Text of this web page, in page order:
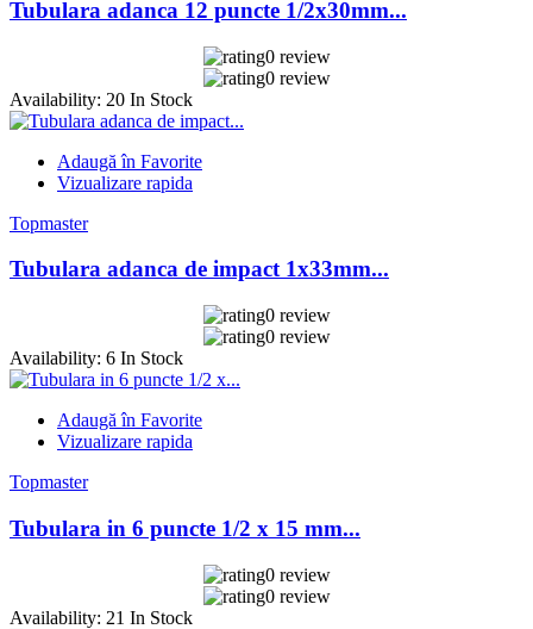
Tubulara adanca 12 puncte 1/2x30mm...
0 review
0 review
Availability: 20 In Stock
Adaugă în Favorite
Vizualizare rapida
Topmaster
Tubulara adanca de impact 1x33mm...
0 review
0 review
Availability: 6 In Stock
Adaugă în Favorite
Vizualizare rapida
Topmaster
Tubulara in 6 puncte 1/2 x 15 mm...
0 review
0 review
Availability: 21 In Stock